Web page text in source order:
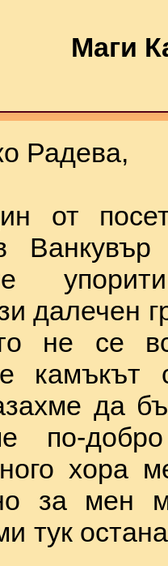
Маги
Радева,
от
далечен
не се
да
по-
хора
за мен
тук